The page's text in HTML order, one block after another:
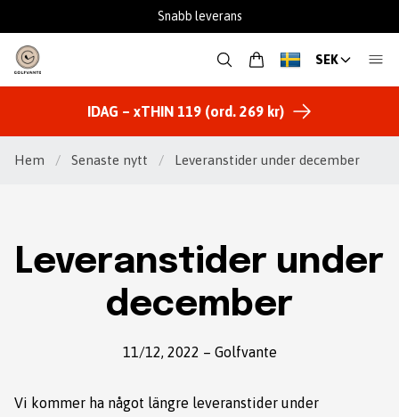
Snabb leverans
SEK
IDAG – xTHIN 119 (ord. 269 kr)
Hem / Senaste nytt / Leveranstider under december
Leveranstider under
december
11/12, 2022 – Golfvante
Vi kommer ha något längre leveranstider under